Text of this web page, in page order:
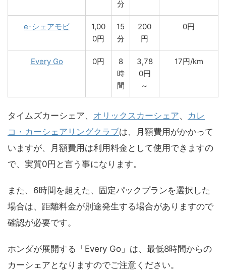
分
e-シェアモビ
1,00
0円
15
分
200
円
0円
Every Go 0円
8
時
間
3,78
0円
～
17円/km
タイムズカーシェア、 オリックスカーシェア、 カレ
コ・カーシェアリングクラブは、月額費用がかかって
いますが、月額費用は利用料金として使用できますの
で、実質0円と言う事になります。
また、6時間を超えた、固定パックプランを選択した
場合は、距離料金が別途発生する場合がありますので
確認が必要です。
ホンダが展開する「Every Go」は、最低8時間からの
カーシェアとなりますのでご注意ください。